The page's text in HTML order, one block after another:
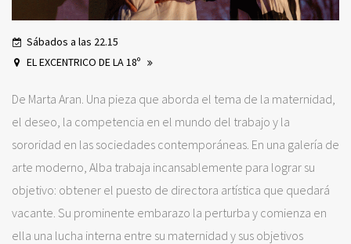
Sábados a las 22.15
EL EXCENTRICO DE LA 18º
De Marta Aran. Una pieza que aborda el tema de la maternidad,
el deseo, la competencia en el mundo del trabajo y la
sororidad en las sociedades contemporáneas. En una galería de
arte moderno, Alba trabaja incansablemente para lograr su
objetivo: obtener el puesto de directora artística que quedará
vacante. Su prominente embarazo la perturba y comienza en
ella una lucha interna entre su maternidad y sus objetivos